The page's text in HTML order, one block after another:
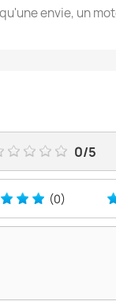
envie, un
0/5
(0)